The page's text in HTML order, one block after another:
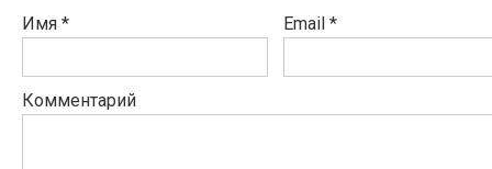
Имя * Email *
Комментарий